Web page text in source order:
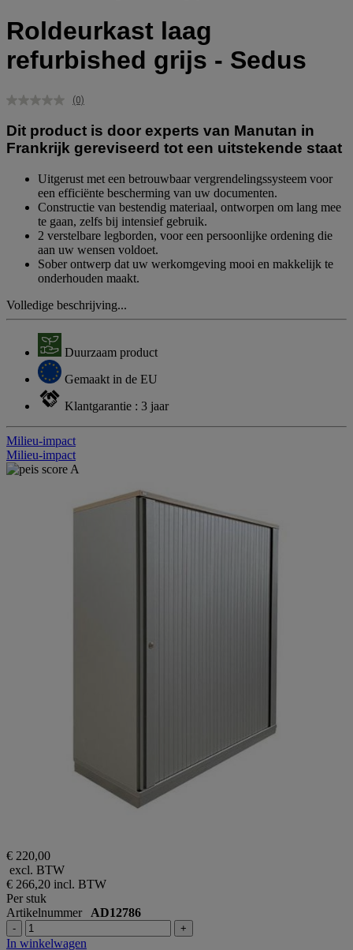
Roldeurkast laag
refurbished grijs - Sedus
Geen
Dezelfde
paginalink.
(0)
Dit product is door experts van Manutan in
Frankrijk gereviseerd tot een uitstekende staat
Uitgerust met een betrouwbaar vergrendelingssysteem voor
een efficiënte bescherming van uw documenten.
Constructie van bestendig materiaal, ontworpen om lang mee
te gaan, zelfs bij intensief gebruik.
2 verstelbare legborden, voor een persoonlijke ordening die
aan uw wensen voldoet.
Sober ontwerp dat uw werkomgeving mooi en makkelijk te
onderhouden maakt.
Volledige beschrijving...
Duurzaam product
Gemaakt in de EU
Klantgarantie : 3 jaar
Milieu-impact
Milieu-impact
€ 220,00
excl. BTW
€ 266,20 incl. BTW
Per stuk
Artikelnummer AD12786
- +
In winkelwagen